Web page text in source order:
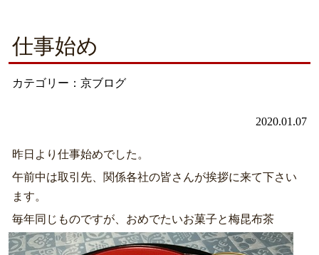
仕事始め
カテゴリー：京ブログ
2020.01.07
昨日より仕事始めでした。
午前中は取引先、関係各社の皆さんが挨拶に来て下さい
ます。
毎年同じものですが、おめでたいお菓子と梅昆布茶